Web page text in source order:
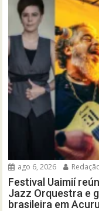
ago 6, 2026
Festival Uaimií
Jazz Orquestra e
brasileira em